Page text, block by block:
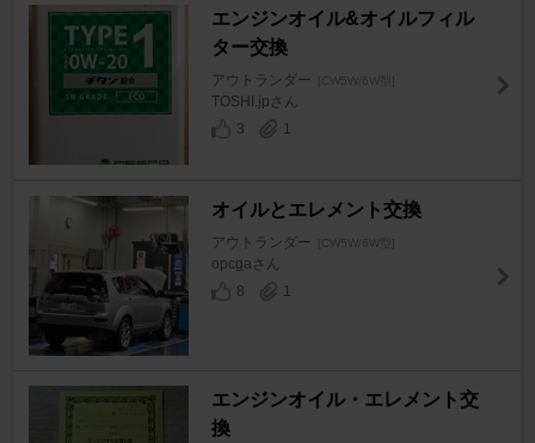
エンジンオイル&オイルフィル
ター交換
アウトランダー [CW5W/6W型]
TOSHI.jpさん
3
1
オイルとエレメント交換
アウトランダー [CW5W/6W型]
opcgaさん
8
1
エンジンオイル・エレメント交
換